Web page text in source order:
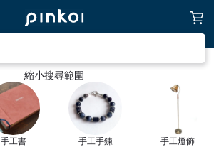
縮小搜尋範圍
手工書 手工手鍊 手工燈飾